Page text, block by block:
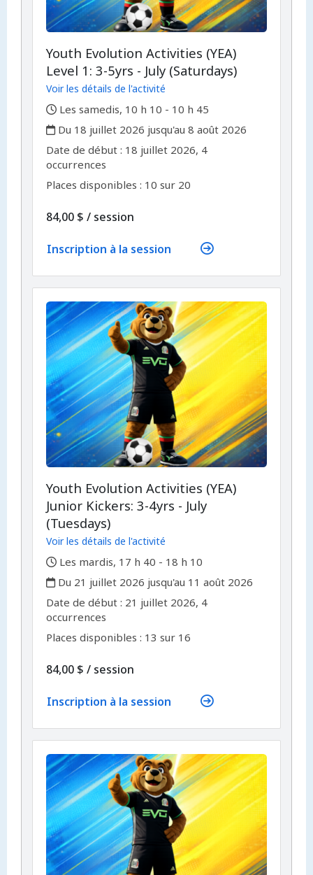
Youth Evolution Activities (YEA)
Level 1: 3-5yrs - July (Saturdays)
Voir les détails de l'activité
,
Les samedis, 10 h 10 - 10 h 45
,
Du 18 juillet 2026 jusqu'au 8 août 2026
,Date de début : ,18 juillet 2026, 4
occurrences
Places disponibles : 10 sur 20
84,00 $ / par
session
Inscription à la session
Youth Evolution Activities (YEA)
Junior Kickers: 3-4yrs - July
(Tuesdays)
Voir les détails de l'activité
,
Les mardis, 17 h 40 - 18 h 10
,
Du 21 juillet 2026 jusqu'au 11 août 2026
,Date de début : ,21 juillet 2026, 4
occurrences
Places disponibles : 13 sur 16
84,00 $ / par
session
Inscription à la session